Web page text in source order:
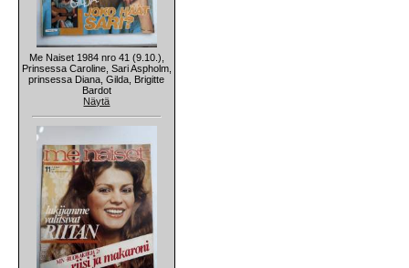
Me Naiset 1984 nro 41 (9.10.),
Prinsessa Caroline, Sari Aspholm,
prinsessa Diana, Gilda, Brigitte
Bardot
Näytä